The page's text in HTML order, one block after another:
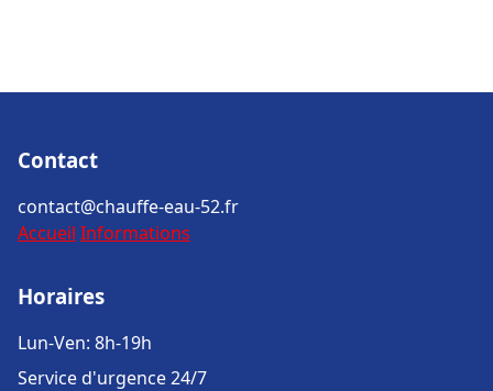
Contact
contact@chauffe-eau-52.fr
Accueil Informations
Horaires
Lun-Ven: 8h-19h
Service d'urgence 24/7